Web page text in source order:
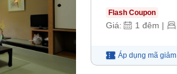
Flash Coupon
Giá: 1 đêm |
Áp dụng mã giảm